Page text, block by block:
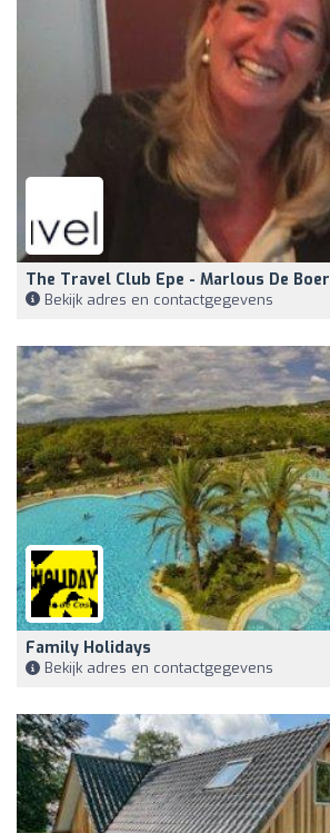
The Travel Club Epe - Marlous De Boer
Bekijk adres en contactgegevens
Family Holidays
Bekijk adres en contactgegevens